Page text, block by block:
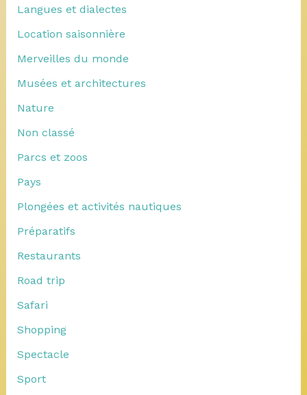
Langues et dialectes
Location saisonnière
Merveilles du monde
Musées et architectures
Nature
Non classé
Parcs et zoos
Pays
Plongées et activités nautiques
Préparatifs
Restaurants
Road trip
Safari
Shopping
Spectacle
Sport